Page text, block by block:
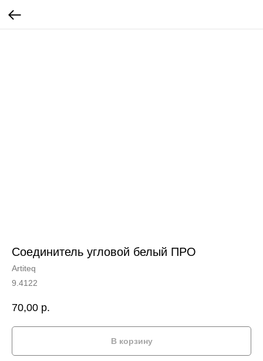
Соединитель угловой белый ПРО
Artiteq
9.4122
70,00 р.
В корзину